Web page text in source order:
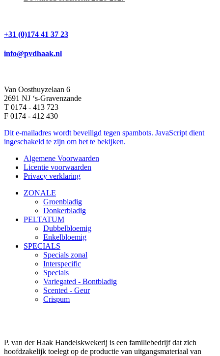
+31 (0)174 41 37 23
info@pvdhaak.nl
Van Oosthuyzelaan 6
2691 NJ ‘s-Gravenzande
T 0174 - 413 723
F 0174 - 412 430
Dit e-mailadres wordt beveiligd tegen spambots. JavaScript dient
ingeschakeld te zijn om het te bekijken.
Algemene Voorwaarden
Licentie voorwaarden
Privacy verklaring
ZONALE
Groenbladig
Donkerbladig
PELTATUM
Dubbelbloemig
Enkelbloemig
SPECIALS
Specials zonal
Interspecific
Specials
Variegated - Bontbladig
Scented - Geur
Crispum
P. van der Haak Handelskwekerij is een familiebedrijf dat zich
hoofdzakelijk toelegt op de productie van uitgangsmateriaal van